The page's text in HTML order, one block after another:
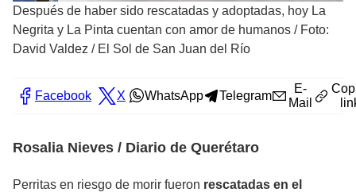
Después de haber sido rescatadas y adoptadas, hoy La
Negrita y La Pinta cuentan con amor de humanos / Foto:
David Valdez / El Sol de San Juan del Río
Facebook X WhatsApp Telegram
E-
Mail
Rosalia Nieves / Diario de Querétaro
Perritas en riesgo de morir fueron rescatadas en el